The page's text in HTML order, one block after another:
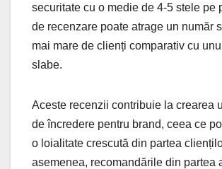
securitate cu o medie de 4-5 stele pe
de recenzare poate atrage un număr
mai mare de clienți comparativ cu
slabe.
Aceste recenzii contribuie la crearea
de încredere pentru brand, ceea ce
o loialitate crescută din partea
asemenea, recomandările din partea